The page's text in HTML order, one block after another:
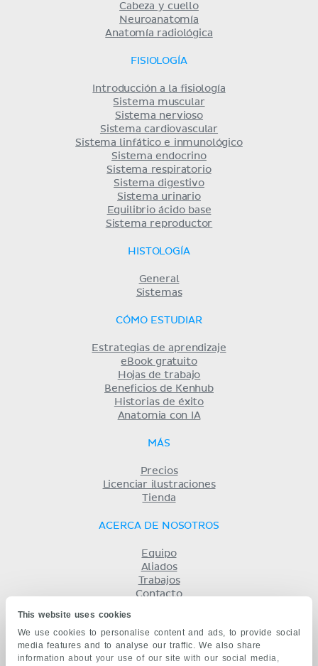
This website uses cookies
We use cookies to personalise content and ads, to provide social
media features and to analyse our traffic. We also share
information about your use of our site with our social media,
Cabeza y cuello
Neuroanatomía
Anatomía radiológica
FISIOLOGÍA
Introducción a la fisiología
Sistema muscular
Sistema nervioso
Sistema cardiovascular
Sistema linfático e inmunológico
Sistema endocrino
Sistema respiratorio
Sistema digestivo
Sistema urinario
Equilibrio ácido base
Sistema reproductor
HISTOLOGÍA
General
Sistemas
CÓMO ESTUDIAR
Estrategias de aprendizaje
eBook gratuito
Hojas de trabajo
Beneficios de Kenhub
Historias de éxito
Anatomia con IA
MÁS
Precios
Licenciar ilustraciones
Tienda
ACERCA DE NOSOTROS
Equipo
Aliados
Trabajos
Contacto
Términos y condiciones
Privacidad
KENHUB EN...